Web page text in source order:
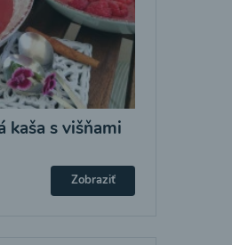
kaša s višňami
Zobraziť